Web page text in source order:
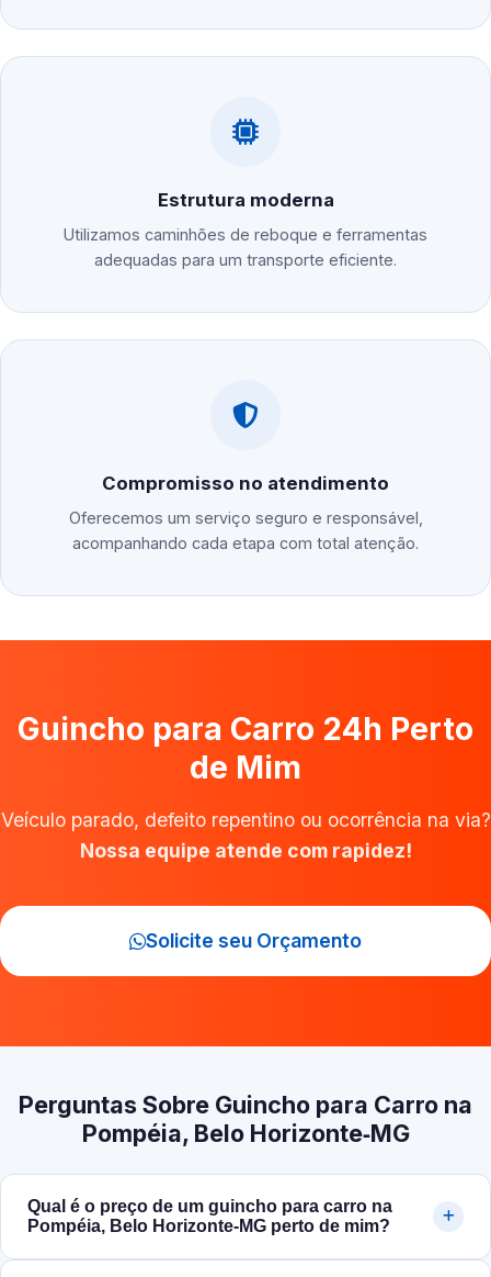
Estrutura moderna
Utilizamos caminhões de reboque e ferramentas
adequadas para um transporte eficiente.
Compromisso no atendimento
Oferecemos um serviço seguro e responsável,
acompanhando cada etapa com total atenção.
Guincho para Carro 24h Perto
de Mim
Veículo parado, defeito repentino ou ocorrência na via?
Nossa equipe atende com rapidez!
Solicite seu Orçamento
Perguntas Sobre Guincho para Carro na
Pompéia, Belo Horizonte‑MG
Qual é o preço de um guincho para carro na
Pompéia, Belo Horizonte‑MG perto de mim?